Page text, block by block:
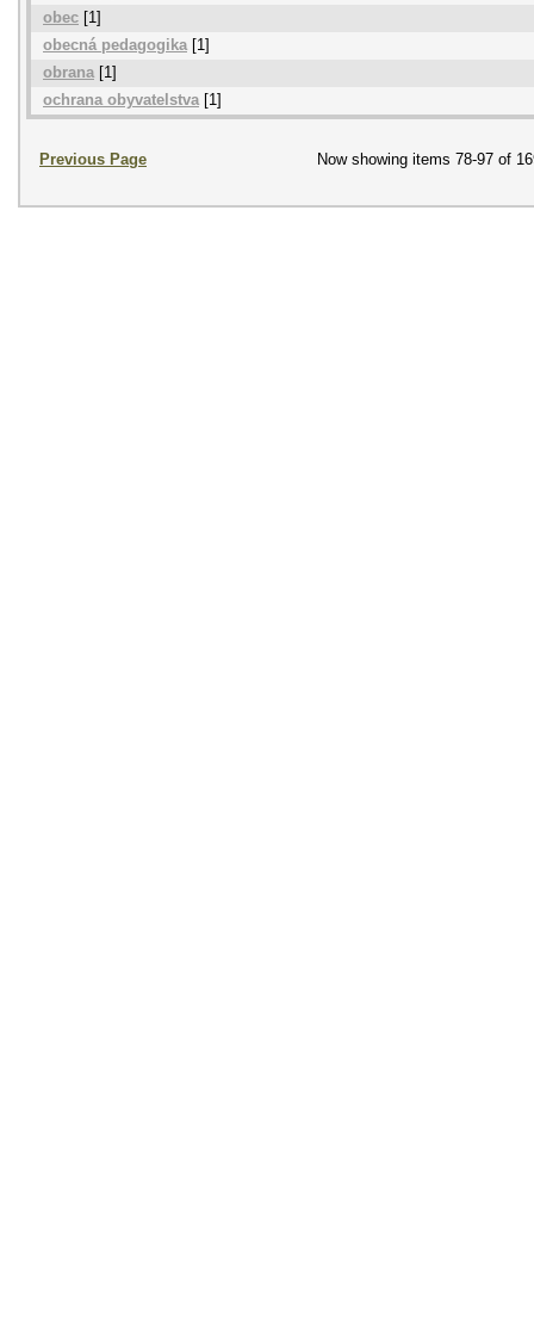
obec [1]
obecná pedagogika[1]
obrana [1]
ochrana obyvatelstva[1]
Previous Page Now showing items 78-97 of